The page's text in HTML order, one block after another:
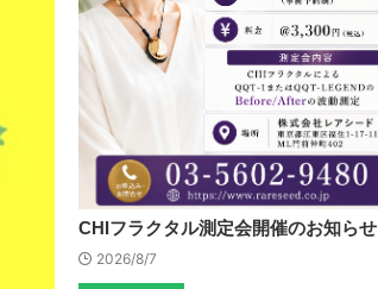
CHIフラクタル測定会開催のお知らせ
2026/8/7